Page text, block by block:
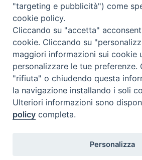
Lunedì 17.30-19.30
Martedì 17.30-19.30
Mercoledì 17.30-19.30
Giovedì 17.30-19.30
Venerdì chiuso
Sabato 9.30-11.30
Privacy e sicurezza
"targeting e pubblicità") come
cookie policy.
Cliccando su "accetta"
cookie. Cliccando su
maggiori informazioni sui cookie
personalizzare le tue preferenze.
"rifiuta" o chiudendo questa
la navigazione installando i soli
Ulteriori informazioni sono
policy completa.
Personalizza